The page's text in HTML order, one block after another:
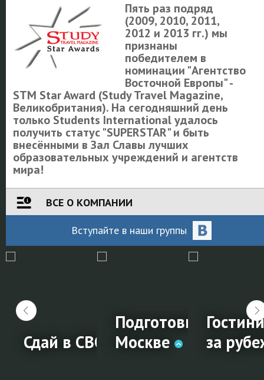
Пять раз подряд
(2009, 2010, 2011,
2012 и 2013 гг.) мы
признаны
победителем в
номинации "Агентство
Восточной Европы" -
STM Star Award (Study Travel Magazine,
Великобритания). На сегодняшний день
только Students International удалось
получить статус "SUPERSTAR" и быть
внесёнными в Зал Славы лучших
образовательных учреждений и агентств
мира!
ВСЕ О КОМПАНИИ
Вступайте в наши группы
в Новой
Сдай в СВОЁМ городе!
Подготовка к IELTS
Москве
за